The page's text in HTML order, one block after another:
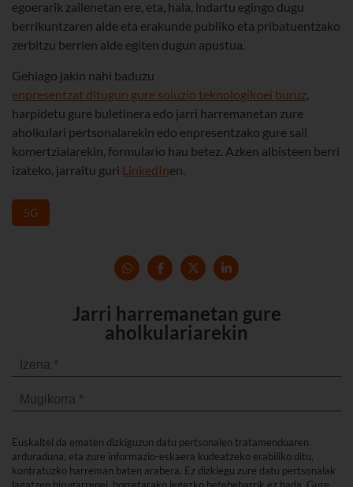
egoerarik zailenetan ere, eta, hala, indartu egingo dugu
berrikuntzaren alde eta erakunde publiko eta pribatuentzako
zerbitzu berrien alde egiten dugun apustua.
Gehiago jakin nahi baduzu
enpresentzat ditugun gure soluzio teknologikoei buruz,
harpidetu gure buletinera edo jarri harremanetan zure
aholkulari pertsonalarekin edo enpresentzako gure sail
komertzialarekin, formulario hau betez. Azken albisteen berri
izateko, jarraitu guri LinkedInen.
5G
Jarri harremanetan gure
aholkulariarekin
Euskaltel da ematen dizkiguzun datu pertsonalen tratamenduaren
arduraduna, eta zure informazio-eskaera kudeatzeko erabiliko ditu,
kontratuzko harreman baten arabera. Ez dizkiegu zure datu pertsonalak